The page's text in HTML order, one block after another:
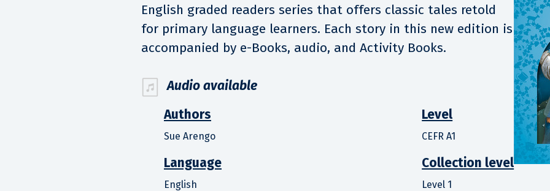
English graded readers series that offers classic tales retold
for primary language learners. Each story in this new edition is
accompanied by e-Books, audio, and Activity Books.
Audio available
Authors
Sue Arengo
Language
English
Level
CEFR A1
Collection level
Level 1